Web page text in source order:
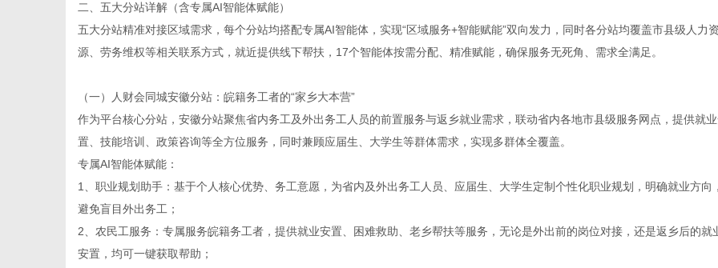
二、五大分站详解（含专属AI智能体赋能）
五大分站精准对接区域需求，每个分站均搭配专属AI智能体，实现“区域服务+智能赋能”双向发力，同时各分站均覆盖市县级人力
源、劳务维权等相关联系方式，就近提供线下帮扶，17个智能体按需分配、精准赋能，确保服务无死角、需求全满足。
（一） 人财会同城安徽分站 ：皖籍务工者的“家乡大本营”
作为平台核心分站，安徽分站聚焦省内务工及外出务工人员的前置服务与返乡就业需求，联动省内各地市县级服务网点，提供就
置、技能培训、政策咨询等全方位服务，同时兼顾应届生、大学生等群体需求，实现多群体全覆盖。
专属AI智能体赋能：
1、职业规划助手：基于个人核心优势、务工意愿，为省内及外出务工人员、应届生、大学生定制个性化职业规划，明确就业方向
避免盲目外出务工；
2、农民工服务：专属服务皖籍务工者，提供就业安置、困难救助、老乡帮扶等服务，无论是外出前的岗位对接，还是返乡后的就
安置，均可一键获取帮助；